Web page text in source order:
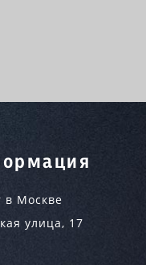
в Москве
улица, 17